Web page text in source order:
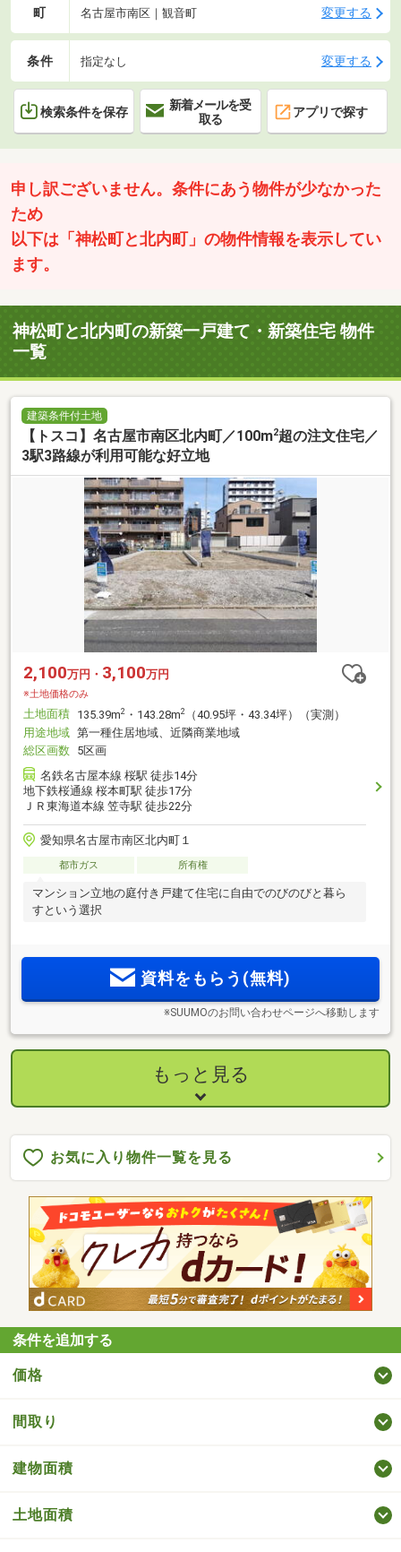
町 名古屋市南区｜観音町 変更する
条件 指定なし 変更する
検索条件を保存
新着メールを受
取る
アプリで探す
申し訳ございません。条件にあう物件が少なかった
ため
以下は「神松町と北内町」の物件情報を表示してい
ます。
神松町と北内町の新築一戸建て・新築住宅 物件
一覧
建築条件付土地
【トスコ】名古屋市南区北内町／100m2超の注文住宅／
3駅3路線が利用可能な好立地
2,100万円・ 3,100万円
※土地価格のみ
土地面積 135.39m2 ・143.28m2
（40.95坪・43.34坪）（実測）
用途地域 第一種住居地域、近隣商業地域
総区画数 5区画
名鉄名古屋本線 桜駅 徒歩14分
地下鉄桜通線 桜本町駅 徒歩17分
ＪＲ東海道本線 笠寺駅 徒歩22分
愛知県名古屋市南区北内町１
都市ガス 所有権
マンション立地の庭付き戸建て住宅に自由でのびのびと暮ら
すという選択
資料をもらう(無料)
※SUUMOのお問い合わせページへ移動します
もっと見る
お気に入り物件一覧を見る
条件を追加する
価格
間取り
建物面積
土地面積